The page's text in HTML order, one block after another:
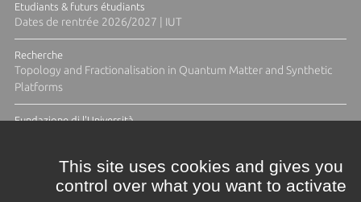
Etudiants & futurs étudiants
Dates de rentrée 2026/2027 | IUT
Recherche
Topology and Fractionalisation in Quantum Matter and Synthetic
Platforms
Fundazione di l'Università
This site uses cookies and gives you
control over what you want to activate